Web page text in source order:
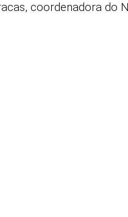
coordenadora do